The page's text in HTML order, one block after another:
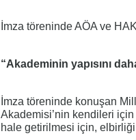
İmza töreninde AÖA ve
“Akademinin yapısını
İmza töreninde konuşan
Akademisi’nin kendileri
hale getirilmesi için, elbirliği